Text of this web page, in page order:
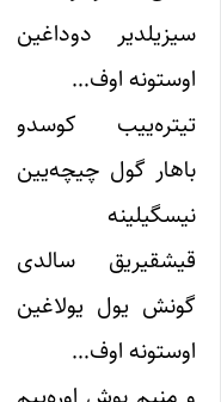
سیزیلدیر دوداغین
اوستونه اوف…
تیتره‌ییب کوسدو
باهار گول چیچه‌یین
نیسگیلینه
قیشقیریق سالدی
گونش یول یولاغین
اوستونه اوف…